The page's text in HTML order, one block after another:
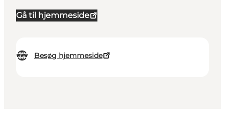
Gå til hjemmeside
Besøg hjemmeside